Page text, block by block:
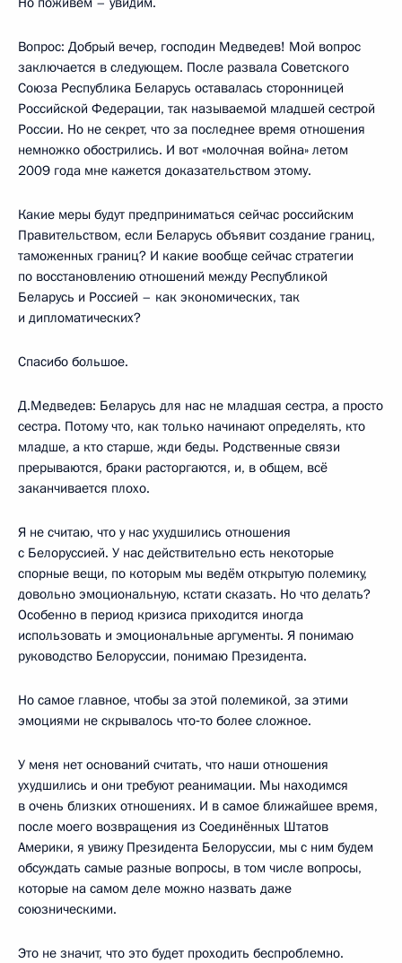
Вопрос: Добрый вечер, господин Медведев! Мой вопрос
заключается в следующем. После развала Советского
Союза Республика Беларусь оставалась сторонницей
Российской Федерации, так называемой младшей сестрой
России. Но не секрет, что за последнее время отношения
немножко обострились. И вот «молочная война» летом
2009 года мне кажется доказательством этому.
Какие меры будут предприниматься сейчас российским
Правительством, если Беларусь объявит создание границ,
таможенных границ? И какие вообще сейчас стратегии
по восстановлению отношений между Республикой
Беларусь и Россией – как экономических, так
и дипломатических?
Спасибо большое.
Д.Медведев: Беларусь для нас не младшая сестра, а просто
сестра. Потому что, как только начинают определять, кто
младше, а кто старше, жди беды. Родственные связи
прерываются, браки расторгаются, и, в общем, всё
заканчивается плохо.
Я не считаю, что у нас ухудшились отношения
с Белоруссией. У нас действительно есть некоторые
спорные вещи, по которым мы ведём открытую полемику,
довольно эмоциональную, кстати сказать. Но что делать?
Особенно в период кризиса приходится иногда
использовать и эмоциональные аргументы. Я понимаю
руководство Белоруссии, понимаю Президента.
Но самое главное, чтобы за этой полемикой, за этими
эмоциями не скрывалось что‑то более сложное.
У меня нет оснований считать, что наши отношения
ухудшились и они требуют реанимации. Мы находимся
в очень близких отношениях. И в самое ближайшее время,
после моего возвращения из Соединённых Штатов
Америки, я увижу Президента Белоруссии, мы с ним будем
обсуждать самые разные вопросы, в том числе вопросы,
которые на самом деле можно назвать даже
союзническими.
Это не значит, что это будет проходить беспроблемно.